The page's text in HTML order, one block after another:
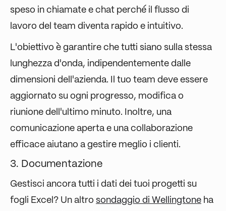
speso in chiamate e chat perché il flusso di
lavoro del team diventa rapido e intuitivo.
L'obiettivo è garantire che tutti siano sulla stessa
lunghezza d'onda, indipendentemente dalle
dimensioni dell'azienda. Il tuo team deve essere
aggiornato su ogni progresso, modifica o
riunione dell'ultimo minuto. Inoltre, una
comunicazione aperta e una collaborazione
efficace aiutano a gestire meglio i clienti.
3. Documentazione
Gestisci ancora tutti i dati dei tuoi progetti su
fogli Excel? Un altro sondaggio di Wellingtone ha